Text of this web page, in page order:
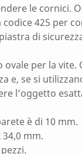
le cornici.
425 per
di
per la vite.
e, se si
l’oggetto
è di 10 mm.
mm.